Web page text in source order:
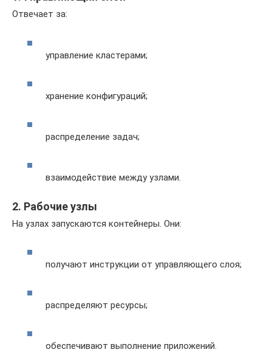
Отвечает за:
управление кластерами;
хранение конфигураций;
распределение задач;
взаимодействие между узлами.
2. Рабочие узлы
На узлах запускаются контейнеры. Они:
получают инструкции от управляющего слоя;
распределяют ресурсы;
обеспечивают выполнение приложений.